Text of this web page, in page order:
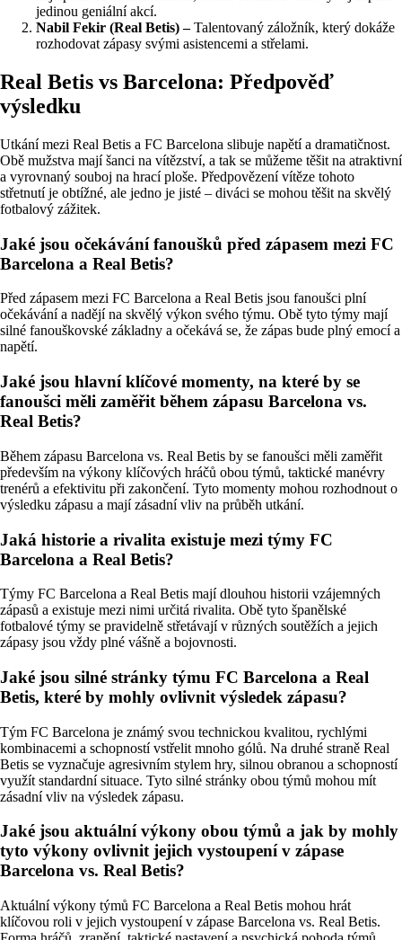
jedinou geniální akcí.
Nabil Fekir (Real Betis) –Talentovaný záložník, který dokáže
rozhodovat zápasy svými asistencemi a střelami.
Real Betis vs Barcelona: Předpověď
výsledku
Utkání mezi Real Betis a FC Barcelona slibuje napětí a dramatičnost.
Obě mužstva mají šanci na vítězství, a tak se můžeme těšit na atraktivní
a vyrovnaný souboj na hrací ploše. Předpovězení vítěze tohoto
střetnutí je obtížné, ale jedno je jisté – diváci se mohou těšit na skvělý
fotbalový zážitek.
Jaké jsou očekávání fanoušků před zápasem mezi FC
Barcelona a Real Betis?
Před zápasem mezi FC Barcelona a Real Betis jsou fanoušci plní
očekávání a nadějí na skvělý výkon svého týmu. Obě tyto týmy mají
silné fanouškovské základny a očekává se, že zápas bude plný emocí a
napětí.
Jaké jsou hlavní klíčové momenty, na které by se
fanoušci měli zaměřit během zápasu Barcelona vs.
Real Betis?
Během zápasu Barcelona vs. Real Betis by se fanoušci měli zaměřit
především na výkony klíčových hráčů obou týmů, taktické manévry
trenérů a efektivitu při zakončení. Tyto momenty mohou rozhodnout o
výsledku zápasu a mají zásadní vliv na průběh utkání.
Jaká historie a rivalita existuje mezi týmy FC
Barcelona a Real Betis?
Týmy FC Barcelona a Real Betis mají dlouhou historii vzájemných
zápasů a existuje mezi nimi určitá rivalita. Obě tyto španělské
fotbalové týmy se pravidelně střetávají v různých soutěžích a jejich
zápasy jsou vždy plné vášně a bojovnosti.
Jaké jsou silné stránky týmu FC Barcelona a Real
Betis, které by mohly ovlivnit výsledek zápasu?
Tým FC Barcelona je známý svou technickou kvalitou, rychlými
kombinacemi a schopností vstřelit mnoho gólů. Na druhé straně Real
Betis se vyznačuje agresivním stylem hry, silnou obranou a schopností
využít standardní situace. Tyto silné stránky obou týmů mohou mít
zásadní vliv na výsledek zápasu.
Jaké jsou aktuální výkony obou týmů a jak by mohly
tyto výkony ovlivnit jejich vystoupení v zápase
Barcelona vs. Real Betis?
Aktuální výkony týmů FC Barcelona a Real Betis mohou hrát
klíčovou roli v jejich vystoupení v zápase Barcelona vs. Real Betis.